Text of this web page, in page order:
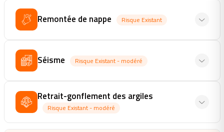
Remontée de nappe Risque Existant
Séisme Risque Existant - modéré
Retrait-gonflement des argiles
Risque Existant - modéré